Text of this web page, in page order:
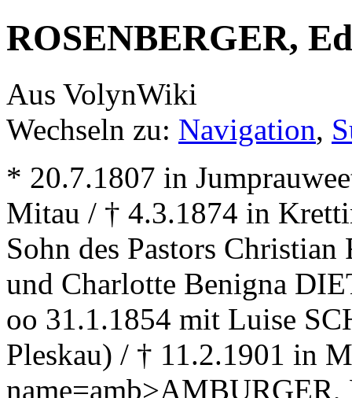
ROSENBERGER,
Aus VolynWiki
Wechseln zu: Navigation,
* 20.7.1807 in
Mitau / † 4.3.1874 in
Sohn des Pastors
und Charlotte Benigna
oo 31.1.1854 mit Luise
Pleskau) / † 11.2.1901 in